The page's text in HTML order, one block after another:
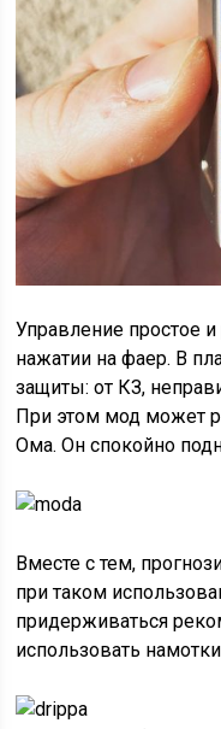
Управление простое
нажатии на фаер. В
защиты: от КЗ,
При этом мод может
Ома. Он спокойно
Вместе с тем,
при таком
придерживаться
использовать